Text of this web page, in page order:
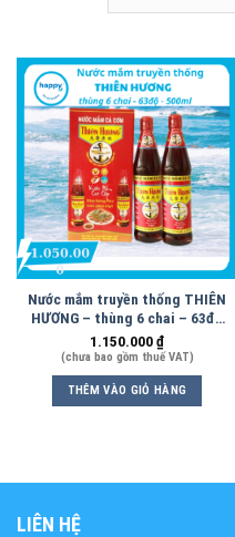
Nước mắm truyền thống THIÊN
HƯƠNG – thùng 6 chai – 63độ
– 500ml
1.150.000₫
(chưa bao gồm thuế VAT)
THÊM VÀO GIỎ HÀNG
LIÊN HỆ